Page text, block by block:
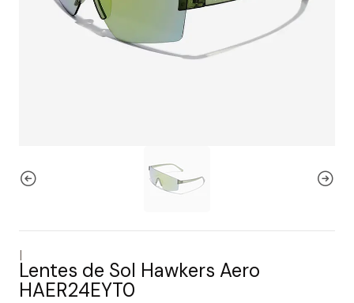
|
Lentes de Sol Hawkers Aero
HAER24EYT0